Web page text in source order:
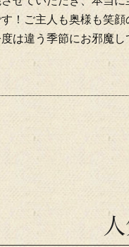
！ご主人も奥様も笑
は違う季節にお邪魔し